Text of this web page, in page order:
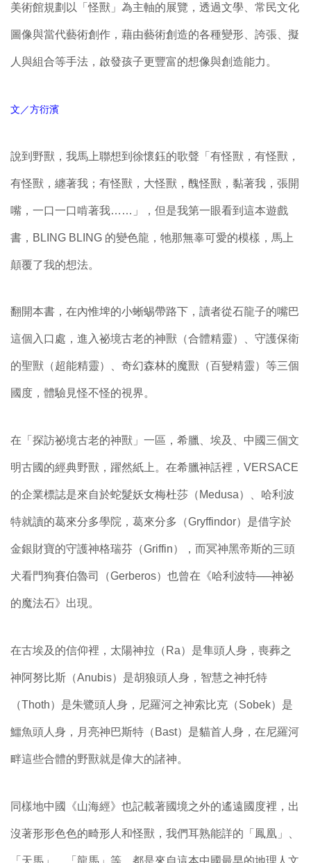
美術館規劃以「怪獸」為主軸的展覽，透過文學、常民文化
圖像與當代藝術創作，藉由藝術創造的各種變形、誇張、擬
人與組合等手法，啟發孩子更豐富的想像與創造能力。
文／方衍濱
說到野獸，我馬上聯想到徐懷鈺的歌聲「有怪獸，有怪獸，
有怪獸，纏著我；有怪獸，大怪獸，醜怪獸，黏著我，張開
嘴，一口一口啃著我……」，但是我第一眼看到這本遊戲
書，BLING BLING 的變色龍，牠那無辜可愛的模樣，馬上
顛覆了我的想法。
翻開本書，在內惟埤的小蜥蜴帶路下，讀者從石龍子的嘴巴
這個入口處，進入祕境古老的神獸（合體精靈）、守護保衛
的聖獸（超能精靈）、奇幻森林的魔獸（百變精靈）等三個
國度，體驗見怪不怪的視界。
在「探訪祕境古老的神獸」一區，希臘、埃及、中國三個文
明古國的經典野獸，躍然紙上。在希臘神話裡，VERSACE
的企業標誌是來自於蛇髮妖女梅杜莎（Medusa）、哈利波
特就讀的葛來分多學院，葛來分多（Gryffindor）是借字於
金銀財寶的守護神格瑞芬（Griffin），而冥神黑帝斯的三頭
犬看門狗賽伯魯司（Gerberos）也曾在《哈利波特──神祕
的魔法石》出現。
在古埃及的信仰裡，太陽神拉（Ra）是隼頭人身，喪葬之
神阿努比斯（Anubis）是胡狼頭人身，智慧之神托特
（Thoth）是朱鷺頭人身，尼羅河之神索比克（Sobek）是
鱷魚頭人身，月亮神巴斯特（Bast）是貓首人身，在尼羅河
畔這些合體的野獸就是偉大的諸神。
同樣地中國《山海經》也記載著國境之外的遙遠國度裡，出
沒著形形色色的畸形人和怪獸，我們耳熟能詳的「鳳凰」、
「天馬」、「龍馬」等，都是來自這本中國最早的地理人文